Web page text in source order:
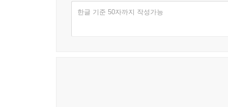
제1장 개요
한글 기준 50자까지 작성가능